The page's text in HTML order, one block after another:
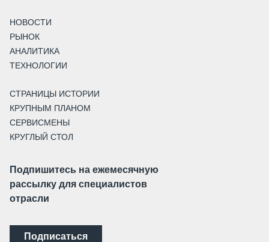
НОВОСТИ
РЫНОК
АНАЛИТИКА
ТЕХНОЛОГИИ
СТРАНИЦЫ ИСТОРИИ
КРУПНЫМ ПЛАНОМ
СЕРВИСМЕНЫ
КРУГЛЫЙ СТОЛ
Подпишитесь на ежемесячную
рассылку для специалистов
отрасли
Подписаться